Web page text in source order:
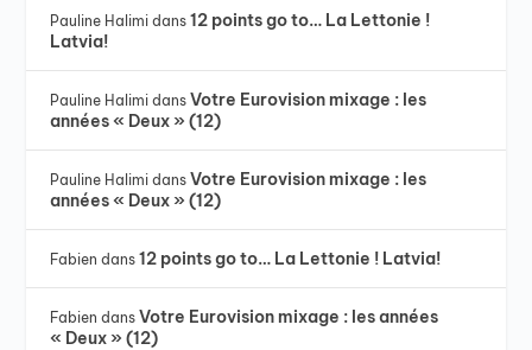
Pauline Halimi dans12 points go to… La Lettonie !
Latvia!
Pauline Halimi dansVotre Eurovision mixage : les
années « Deux » (12)
Pauline Halimi dansVotre Eurovision mixage : les
années « Deux » (12)
Fabien dans12 points go to… La Lettonie ! Latvia!
Fabien dansVotre Eurovision mixage : les années
« Deux » (12)